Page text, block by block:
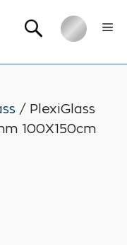
/ PlexiGlass
100X150cm